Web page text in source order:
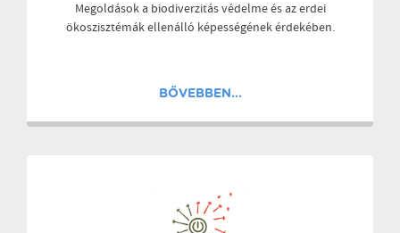
Megoldások a biodiverzitás védelme és az erdei
ökoszisztémák ellenálló képességének érdekében.
BŐVEBBEN...